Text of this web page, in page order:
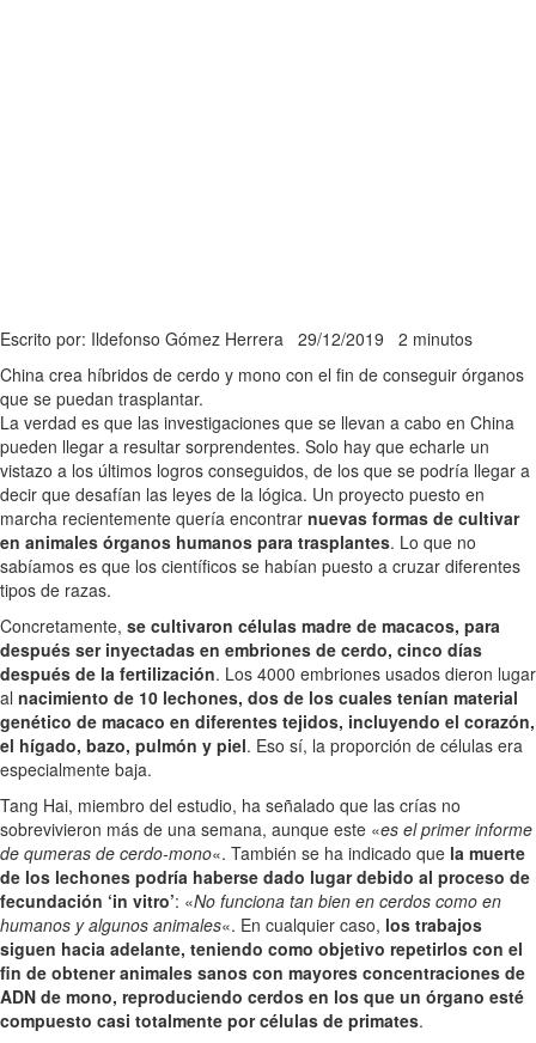
Escrito por: Ildefonso Gómez Herrera 29/12/2019 2 minutos
China crea híbridos de cerdo y mono con el fin de conseguir órganos
que se puedan trasplantar.
La verdad es que las investigaciones que se llevan a cabo en China
pueden llegar a resultar sorprendentes. Solo hay que echarle un
vistazo a los últimos logros conseguidos, de los que se podría llegar a
decir que desafían las leyes de la lógica. Un proyecto puesto en
marcha recientemente quería encontrar nuevas formas de cultivar
en animales órganos humanos para trasplantes. Lo que no
sabíamos es que los científicos se habían puesto a cruzar diferentes
tipos de razas.
Concretamente, se cultivaron células madre de macacos, para
después ser inyectadas en embriones de cerdo, cinco días
después de la fertilización. Los 4000 embriones usados dieron lugar
al nacimiento de 10 lechones, dos de los cuales tenían material
genético de macaco en diferentes tejidos, incluyendo el corazón,
el hígado, bazo, pulmón y piel. Eso sí, la proporción de células era
especialmente baja.
Tang Hai, miembro del estudio, ha señalado que las crías no
sobrevivieron más de una semana, aunque este «es el primer informe
de qumeras de cerdo-mono«. También se ha indicado que la muerte
de los lechones podría haberse dado lugar debido al proceso de
fecundación ‘in vitro’: «No funciona tan bien en cerdos como en
humanos y algunos animales«. En cualquier caso, los trabajos
siguen hacia adelante, teniendo como objetivo repetirlos con el
fin de obtener animales sanos con mayores concentraciones de
ADN de mono, reproduciendo cerdos en los que un órgano esté
compuesto casi totalmente por células de primates.